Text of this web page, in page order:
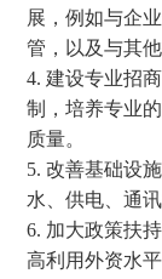
展，例如与企
管，以及与其
4. 建设专业招
制，培养专业
质量。
5. 改善基础设
水、供电、通
6. 加大政策扶
高利用外资水